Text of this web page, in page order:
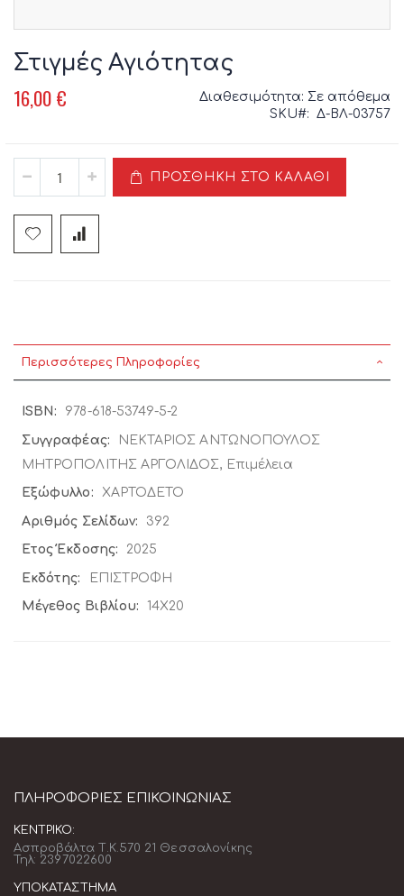
στην
αρχή
συλλογής
Στιγμές Αγιότητας
16,00 € Διαθεσιμότητα: Σε απόθεμα
SKU
Δ-ΒΛ-03757
ΠΡΟΣΘΉΚΗ ΣΤΟ ΚΑΛΆΘΙ
Περισσότερες Πληροφορίες
Περισσότερες
Πληροφορίες
978-618-53749-5-2
ΝΕΚΤΑΡΙΟΣ ΑΝΤΩΝΟΠΟΥΛΟΣ
ΜΗΤΡΟΠΟΛΙΤΗΣ ΑΡΓΟΛΙΔΟΣ, Επιμέλεια
ΧΑΡΤΟΔΕΤΟ
392
2025
ΕΠΙΣΤΡΟΦΗ
14X20
ΠΛΗΡΟΦΟΡΊΕΣ ΕΠΙΚΟΙΝΩΝΊΑΣ
ΚΕΝΤΡΙΚΌ:
Ασπροβάλτα Τ.Κ.570 21 Θεσσαλονίκης
Τηλ: 2397022600
ΥΠΟΚΑΤΆΣΤΗΜΑ